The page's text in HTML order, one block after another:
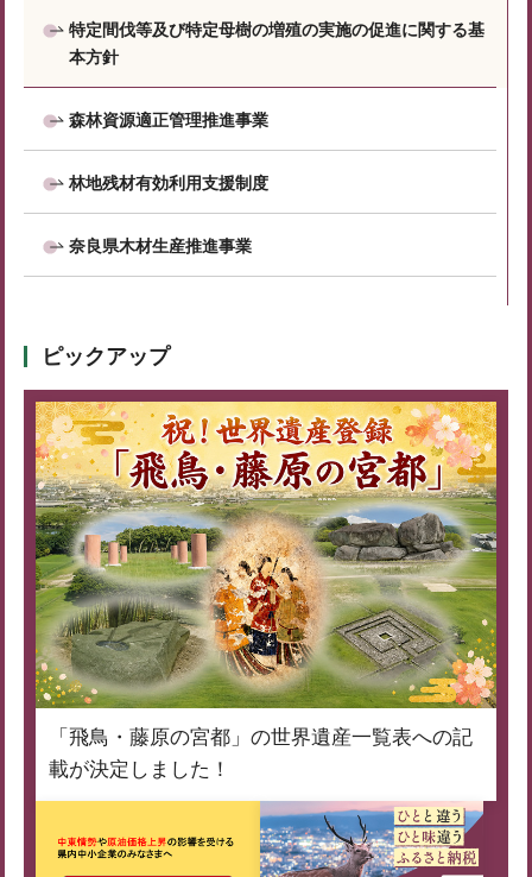
特定間伐等及び特定母樹の増殖の実施の促進に関する基
本方針
森林資源適正管理推進事業
林地残材有効利用支援制度
奈良県木材生産推進事業
ピックアップ
「飛鳥・藤原の宮都」の世界遺産一覧表への記
載が決定しました！